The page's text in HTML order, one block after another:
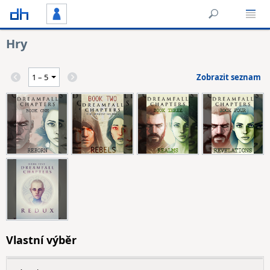
Hry
Zobrazit seznam
Vlastní výběr